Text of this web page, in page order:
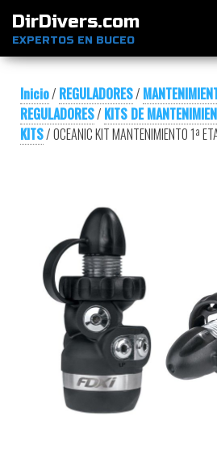
DirDivers.com
EXPERTOS EN BUCEO
Inicio/ REGULADORES/
REGULADORES/ KITS DE
KITS/ OCEANIC KIT MANTENIMIENTO 1ª